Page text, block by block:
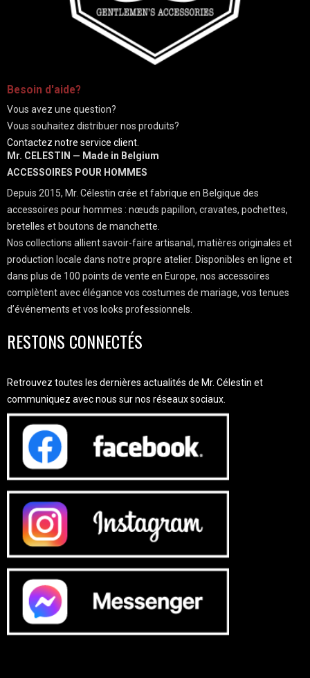
Besoin d'aide?
Vous avez une question?
Vous souhaitez distribuer nos produits?
Contactez notre service client.
Mr. CELESTIN — Made in Belgium
ACCESSOIRES POUR HOMMES
Depuis 2015, Mr. Célestin crée et fabrique en Belgique des
accessoires pour hommes : nœuds papillon, cravates, pochettes,
bretelles et boutons de manchette.
Nos collections allient savoir-faire artisanal, matières originales et
production locale dans notre propre atelier. Disponibles en ligne et
dans plus de 100 points de vente en Europe, nos accessoires
complètent avec élégance vos costumes de mariage, vos tenues
d’événements et vos looks professionnels.
RESTONS CONNECTÉS
Retrouvez toutes les dernières actualités de Mr. Célestin et
communiquez avec nous sur nos réseaux sociaux.